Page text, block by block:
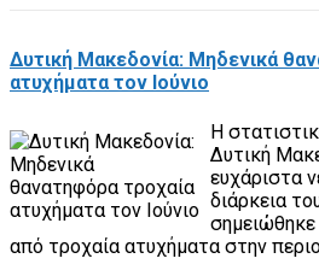
Δυτική Μακεδονία: Μηδενικά
ατυχήματα τον Ιούνιο
Η
Δυτική
ευχάριστα
διάρκεια
από τροχαία ατυχήματα στην